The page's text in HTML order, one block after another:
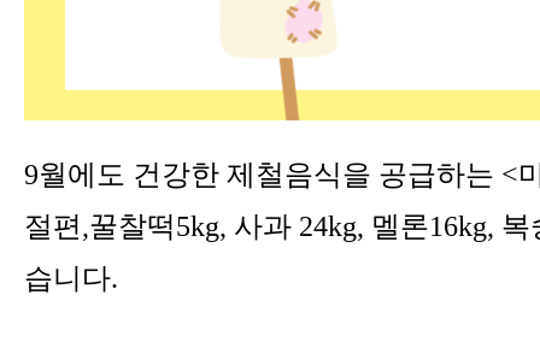
9월에도 건강한 제철음식을 공급하는 <
절편,꿀찰떡5kg, 사과 24kg, 멜론16kg,
습니다.